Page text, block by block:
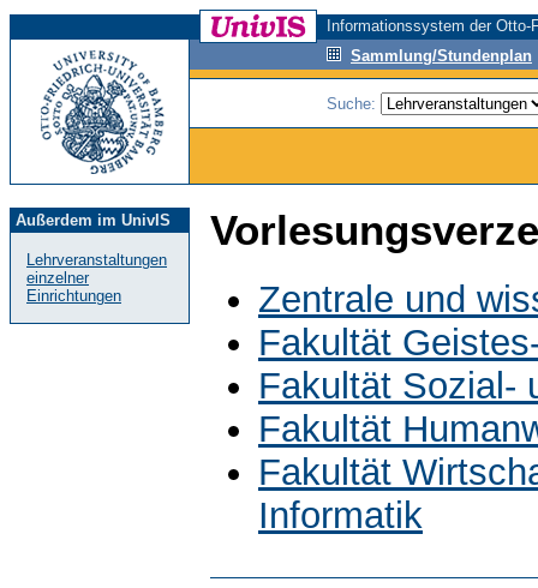
Informationssystem der
Sammlung/Stundenplan
Suche:
Außerdem im UnivIS
Lehrveranstaltungen
einzelner
Einrichtungen
Zentrale und
Fakultät
Fakultät Sozial-
Fakultät
Fakultät
Informatik